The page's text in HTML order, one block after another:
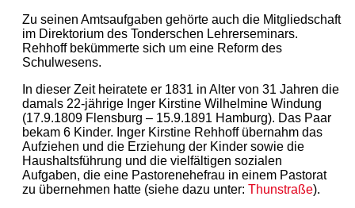
Zu seinen Amtsaufgaben gehörte auch die Mitgliedschaft
im Direktorium des Tonderschen Lehrerseminars.
Rehhoff bekümmerte sich um eine Reform des
Schulwesens.
In dieser Zeit heiratete er 1831 in Alter von 31 Jahren die
damals 22-jährige Inger Kirstine Wilhelmine Windung
(17.9.1809 Flensburg – 15.9.1891 Hamburg). Das Paar
bekam 6 Kinder. Inger Kirstine Rehhoff übernahm das
Aufziehen und die Erziehung der Kinder sowie die
Haushaltsführung und die vielfältigen sozialen
Aufgaben, die eine Pastorenehefrau in einem Pastorat
zu übernehmen hatte (siehe dazu unter: Thunstraße).